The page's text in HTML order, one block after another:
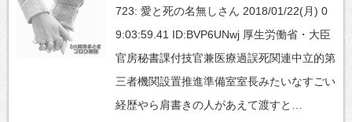
723: 愛と死の名無しさん 2018/01/22(月) 0
9:03:59.41 ID:BVP6UNwj 厚生労働省・大臣
官房秘書課付技官兼医療過誤死関連中立的第
三者機関設置推進準備室室長みたいなすごい
経歴やら肩書きの人があえて渡すと…